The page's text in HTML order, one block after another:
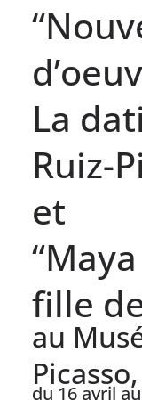
La
Ruiz-
et
fille
au
du 16 avril